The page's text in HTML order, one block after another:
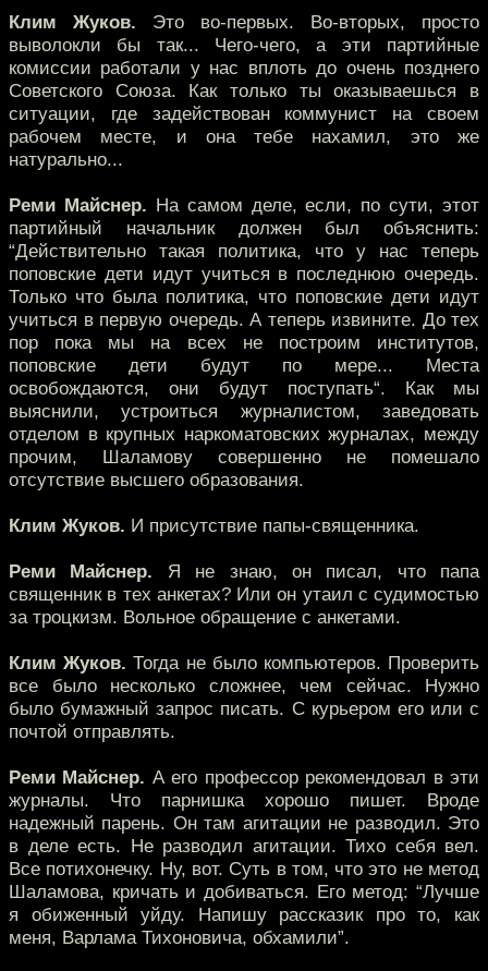
Клим Жуков. Это во-первых. Во-вторых, просто
выволокли бы так... Чего-чего, а эти партийные
комиссии работали у нас вплоть до очень позднего
Советского Союза. Как только ты оказываешься в
ситуации, где задействован коммунист на своем
рабочем месте, и она тебе нахамил, это же
натурально...
Реми Майснер. На самом деле, если, по сути, этот
партийный начальник должен был объяснить:
“Действительно такая политика, что у нас теперь
поповские дети идут учиться в последнюю очередь.
Только что была политика, что поповские дети идут
учиться в первую очередь. А теперь извините. До тех
пор пока мы на всех не построим институтов,
поповские дети будут по мере... Места
освобождаются, они будут поступать“. Как мы
выяснили, устроиться журналистом, заведовать
отделом в крупных наркоматовских журналах, между
прочим, Шаламову совершенно не помешало
отсутствие высшего образования.
Клим Жуков. И присутствие папы-священника.
Реми Майснер. Я не знаю, он писал, что папа
священник в тех анкетах? Или он утаил с судимостью
за троцкизм. Вольное обращение с анкетами.
Клим Жуков. Тогда не было компьютеров. Проверить
все было несколько сложнее, чем сейчас. Нужно
было бумажный запрос писать. С курьером его или с
почтой отправлять.
Реми Майснер. А его профессор рекомендовал в эти
журналы. Что парнишка хорошо пишет. Вроде
надежный парень. Он там агитации не разводил. Это
в деле есть. Не разводил агитации. Тихо себя вел.
Все потихонечку. Ну, вот. Суть в том, что это не метод
Шаламова, кричать и добиваться. Его метод: “Лучше
я обиженный уйду. Напишу рассказик про то, как
меня, Варлама Тихоновича, обхамили”.